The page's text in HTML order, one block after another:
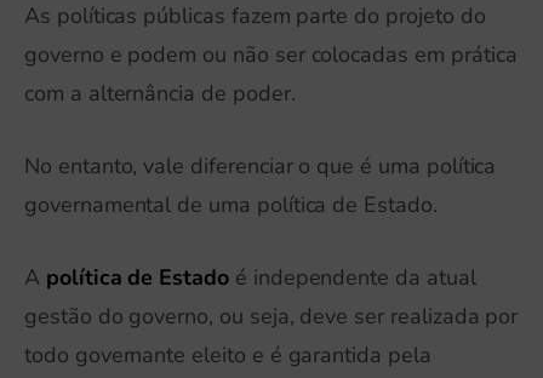
As políticas públicas fazem parte do projeto do
governo e podem ou não ser colocadas em prática
com a alternância de poder.
No entanto, vale diferenciar o que é uma política
governamental de uma política de Estado.
A política de Estadoé independente da atual
gestão do governo, ou seja, deve ser realizada por
todo governante eleito e é garantida pela